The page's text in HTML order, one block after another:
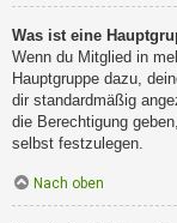
Was ist eine
Wenn du Mitglied in
Hauptgruppe dazu,
dir standardmäßig
die Berechtigung
selbst festzulegen.
Nach oben